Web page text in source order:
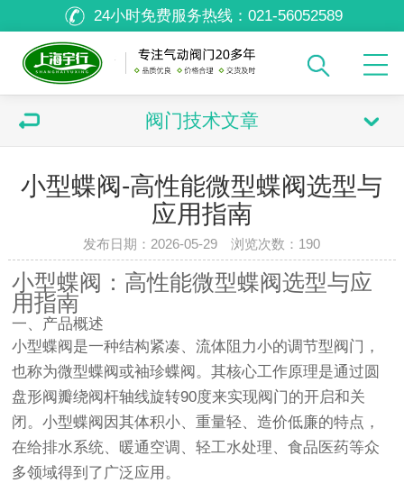
24小时免费服务热线： 021-56052589
阀门技术文章
小型蝶阀-高性能微型蝶阀选型与
应用指南
发布日期：2026-05-29 浏览次数： 190
小型蝶阀：高性能微型蝶阀选型与应
用指南
一、产品概述
小型蝶阀是一种结构紧凑、流体阻力小的调节型阀门，
也称为微型蝶阀或袖珍蝶阀。其核心工作原理是通过圆
盘形阀瓣绕阀杆轴线旋转90度来实现阀门的开启和关
闭。小型蝶阀因其体积小、重量轻、造价低廉的特点，
在给排水系统、暖通空调、轻工水处理、食品医药等众
多领域得到了广泛应用。